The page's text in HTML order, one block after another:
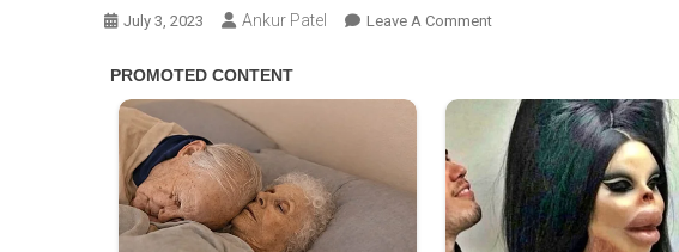
July 3, 2023 Ankur Patel Leave A CommentOn
કોણ
આ
કલાકાર,
બાળપણમાં
આવી